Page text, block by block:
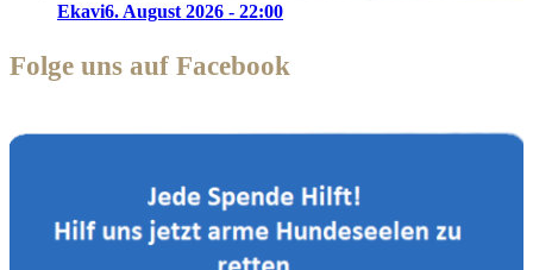
Ekavi6. August 2026 - 22:00
Folge uns auf Facebook